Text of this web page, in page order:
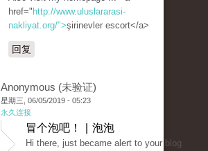
href=" http://www.uluslararasi-
nakliyat.org/">şirinevler escort</a>
回复
Anonymous (未验证)
星期三, 06/05/2019 - 05:23
永久连接
冒个泡吧！ | 泡泡
Hi there, just became alert to your blog